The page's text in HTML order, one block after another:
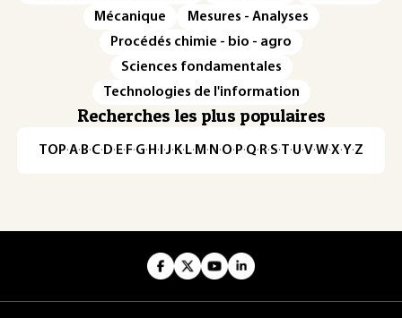
Mécanique
Mesures - Analyses
Procédés chimie - bio - agro
Sciences fondamentales
Technologies de l'information
Recherches les plus populaires
TOP·A·B·C· D· E· F·G· H · ·J· K· L· M · N ·O· P·Q· R·S·T·U·V·W·X·Y·Z